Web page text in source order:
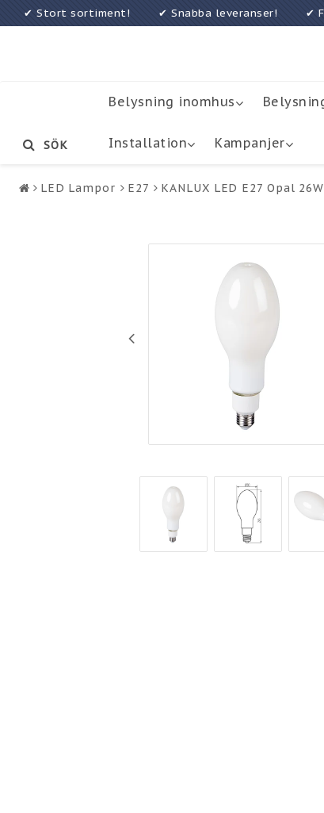
✔ Stort sortiment! ✔ Snabba leveranser! ✔
Belysning inomhus
Installation Kampanjer
SÖK
LED Lampor E27 KANLUX LED E27 Opal